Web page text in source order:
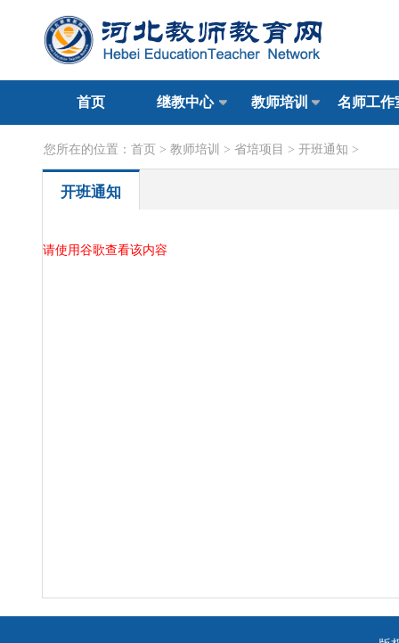
首页 继教中心 教师培训 名师工作
您所在的位置： 首页 > 教师培训 > 省培项目 > 开班通知 >
开班通知
请使用谷歌查看该内容